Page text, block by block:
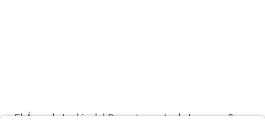
El Área de Inglés del Departamento de Lenguas &